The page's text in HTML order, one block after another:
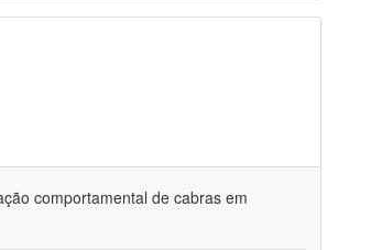
comportamental de cabras em